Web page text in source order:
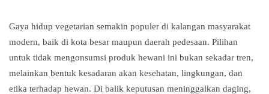
Gaya hidup vegetarian semakin populer di kalangan masyarakat
modern, baik di kota besar maupun daerah pedesaan. Pilihan
untuk tidak mengonsumsi produk hewani ini bukan sekadar tren,
melainkan bentuk kesadaran akan kesehatan, lingkungan, dan
etika terhadap hewan. Di balik keputusan meninggalkan daging,